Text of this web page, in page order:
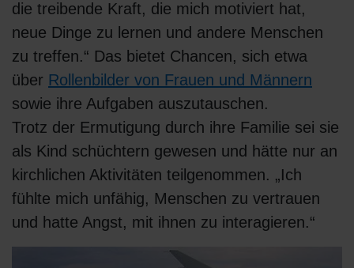
die treibende Kraft, die mich motiviert hat,
neue Dinge zu lernen und andere Menschen
zu treffen.“ Das bietet Chancen, sich etwa
über Rollenbilder von Frauen und Männern
sowie ihre Aufgaben auszutauschen.
Trotz der Ermutigung durch ihre Familie sei sie
als Kind schüchtern gewesen und hätte nur an
kirchlichen Aktivitäten teilgenommen. „Ich
fühlte mich unfähig, Menschen zu vertrauen
und hatte Angst, mit ihnen zu interagieren.“